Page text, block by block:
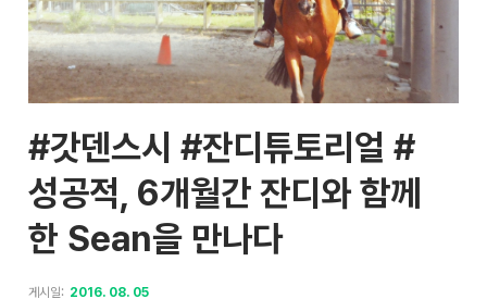
#갓덴스시 #잔디튜토리얼 #
성공적, 6개월간 잔디와 함께
한 Sean을 만나다
게시일: 2016. 08. 05